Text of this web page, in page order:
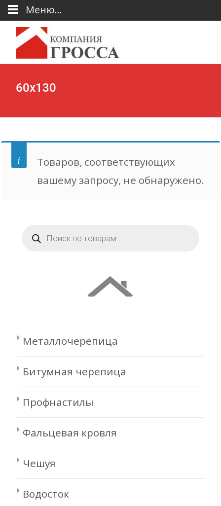
60х130
Товаров, соответствующих
вашему запросу, не обнаружено.
товаров
Металлочерепица
Битумная черепица
Профнастилы
Фальцевая кровля
Чешуя
Водосток
Меню...